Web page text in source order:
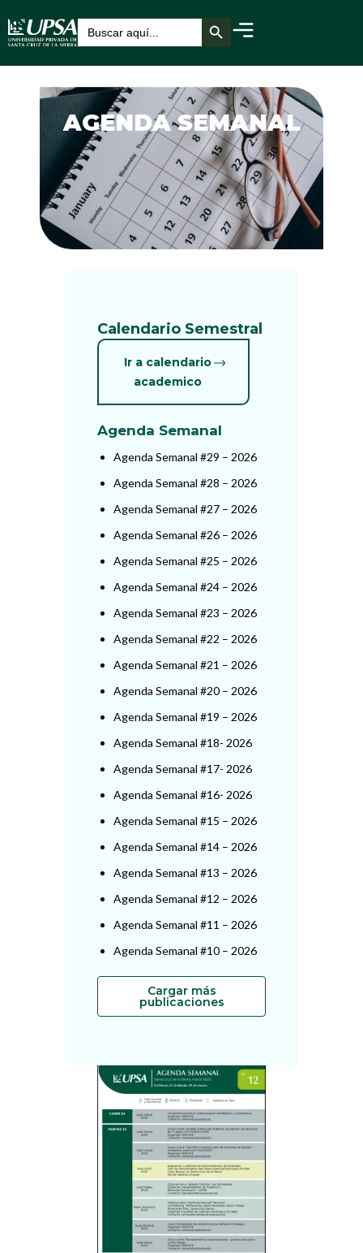
Buscar: Botón de búsqueda
AGENDA SEMANAL
Calendario Semestral
Ir a calendario
academico
Agenda Semanal
Agenda Semanal #29 – 2026
Agenda Semanal #28 – 2026
Agenda Semanal #27 – 2026
Agenda Semanal #26 – 2026
Agenda Semanal #25 – 2026
Agenda Semanal #24 – 2026
Agenda Semanal #23 – 2026
Agenda Semanal #22 – 2026
Agenda Semanal #21 – 2026
Agenda Semanal #20 – 2026
Agenda Semanal #19 – 2026
Agenda Semanal #18- 2026
Agenda Semanal #17- 2026
Agenda Semanal #16- 2026
Agenda Semanal #15 – 2026
Agenda Semanal #14 – 2026
Agenda Semanal #13 – 2026
Agenda Semanal #12 – 2026
Agenda Semanal #11 – 2026
Agenda Semanal #10 – 2026
Cargar más
publicaciones